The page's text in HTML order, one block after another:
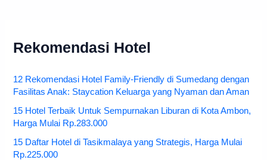
Rekomendasi Hotel
12 Rekomendasi Hotel Family-Friendly di Sumedang dengan
Fasilitas Anak: Staycation Keluarga yang Nyaman dan Aman
15 Hotel Terbaik Untuk Sempurnakan Liburan di Kota Ambon,
Harga Mulai Rp.283.000
15 Daftar Hotel di Tasikmalaya yang Strategis, Harga Mulai
Rp.225.000